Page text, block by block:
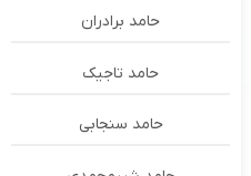
حامد برادران
حامد تاجیک
حامد سنجابی